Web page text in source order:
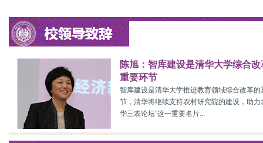
陈旭：智库建设是清华大学综合改
重要环节
智库建设是清华大学推进教育领域综合改革的
节，清华将继续支持农村研究院的建设，助力
华三农论坛”这一重要名片...